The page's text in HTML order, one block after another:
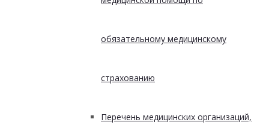
обязательному медицинскому
страхованию
Перечень медицинских организаций,